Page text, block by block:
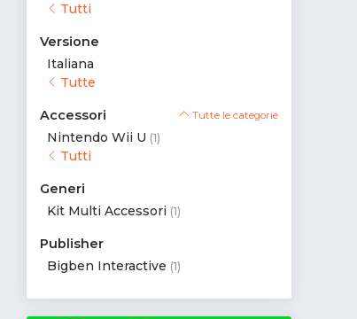
Tutti
Versione
Italiana
Tutte
Accessori Tutte le categorie
Nintendo Wii U (1)
Tutti
Generi
Kit Multi Accessori (1)
Publisher
Bigben Interactive (1)